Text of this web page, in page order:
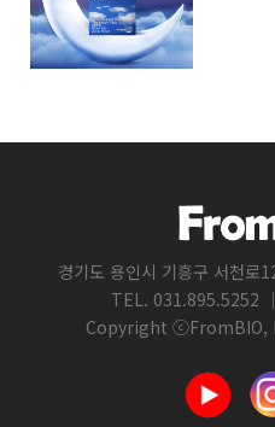
경기도 용인시 기흥구 서천
TEL. 031.895.5252
Copyright ⓒFromBIO,